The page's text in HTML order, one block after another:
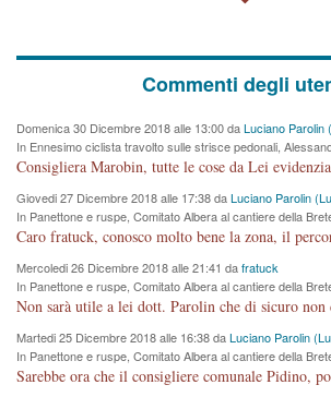
Commenti degli
Domenica 30 Dicembre 2018 alle 13:00 daLuciano Parolin
In Ennesimo ciclista travolto sulle strisce pedonali,
Comune si svegli"
Giovedi 27 Dicembre 2018 alle 17:38 daLuciano Parolin
In Panettone e ruspe, Comitato Albera al cantiere della
cronoprogramma"
Mercoledi 26 Dicembre 2018 alle 21:41 dafratuck
In Panettone e ruspe, Comitato Albera al cantiere della
cronoprogramma"
Martedi 25 Dicembre 2018 alle 16:38 daLuciano Parolin
In Panettone e ruspe, Comitato Albera al cantiere della
cronoprogramma"